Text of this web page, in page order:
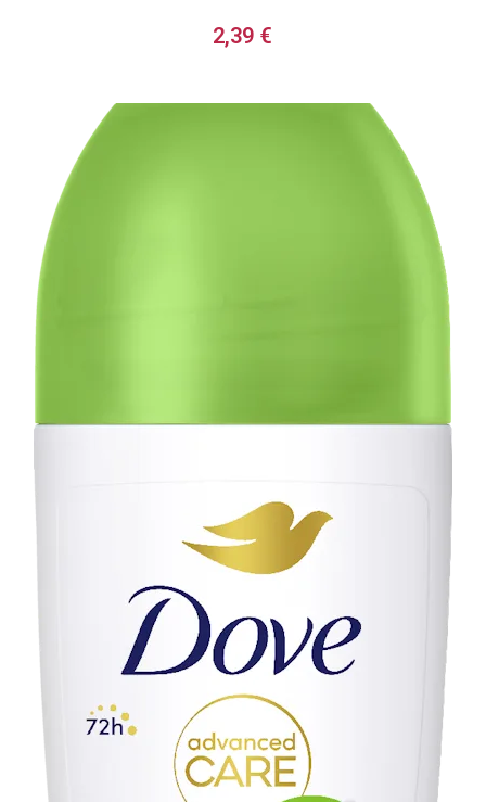
2,39 €